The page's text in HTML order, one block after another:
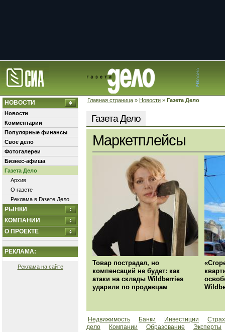
Главная страница » Новости » Газета Дело
НОВОСТИ
Новости
Комментарии
Популярные финансы
Свое дело
Фотогалереи
Бизнес-афиша
Газета Дело
Архив
О газете
Реклама в Газете Дело
РЫНКИ
КОМПАНИИ
О ПРОЕКТЕ
РЕКЛАМА:
Реклама на сайте
Газета Дело
Маркетплейсы
Товар пострадал, но
компенсаций не будет: как
атаки на склады Wildberries
ударили по продавцам
Недвижимость Банки Инвестиции
дело
Компании Образование Эксперты